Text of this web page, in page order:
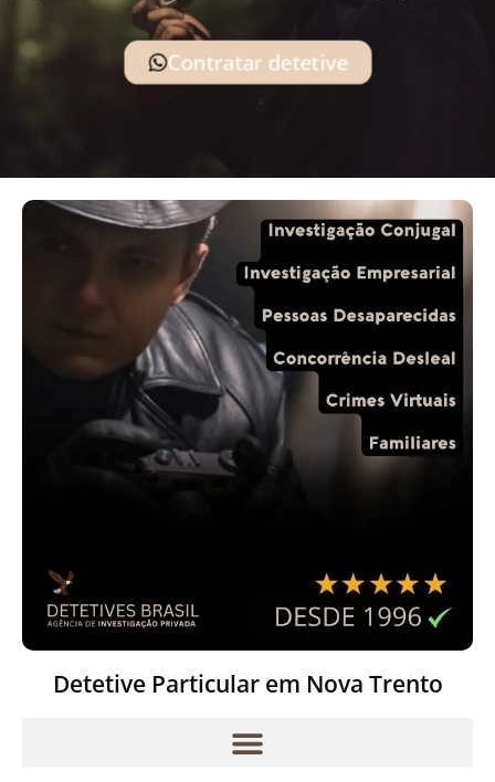
Contratar detetive
Detetive Particular em Nova Trento